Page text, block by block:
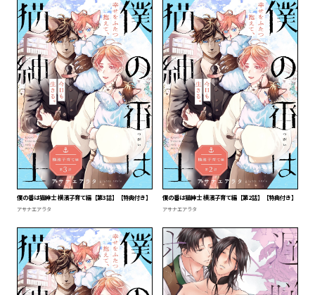
僕の番は猫紳士 横濱子育て編【第3話】【特典付き】
アサナエアラタ
僕の番は猫紳士 横濱子育て編【第2話】【特典付き】
アサナエアラタ